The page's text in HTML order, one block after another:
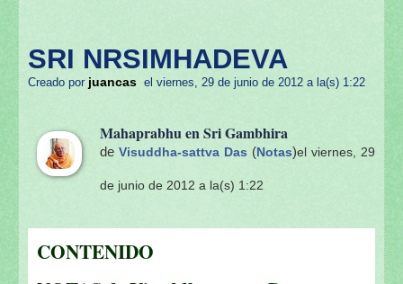
SRI NRSIMHADEVA
Creado por juancas el viernes, 29 de junio de 2012 a la(s) 1:22
Mahaprabhu en Sri Gambhira
de Visuddha-sattva Das (Notas)el viernes, 29
de junio de 2012 a la(s) 1:22
CONTENIDO